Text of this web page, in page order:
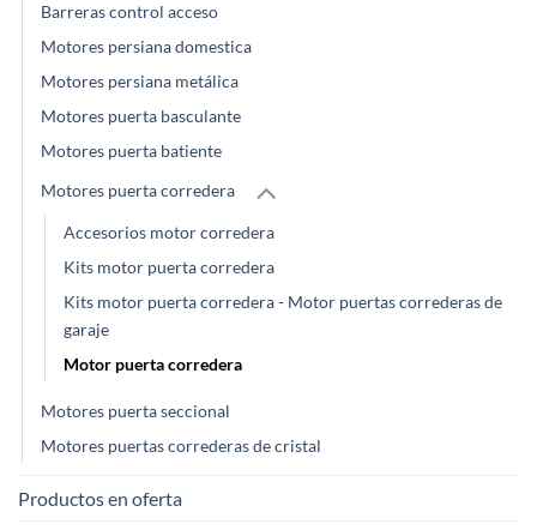
Barreras control acceso
Motores persiana domestica
Motores persiana metálica
Motores puerta basculante
Motores puerta batiente
Motores puerta corredera
Accesorios motor corredera
Kits motor puerta corredera
Kits motor puerta corredera - Motor puertas correderas de
garaje
Motor puerta corredera
Motores puerta seccional
Motores puertas correderas de cristal
Productos en oferta